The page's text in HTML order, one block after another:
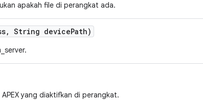
apakah file di perangkat ada.
, String devicePath)
yang diaktifkan di perangkat.